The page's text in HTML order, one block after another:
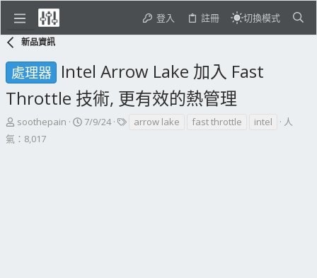
登入 註冊 切換模式
新品資訊
處理器 Intel Arrow Lake 加入 Fast
Throttle 技術, 更有效的熱管理
主
題
soothepain
開
7/9/24
標arrow lake fast throttle intel
人
氣：8,017